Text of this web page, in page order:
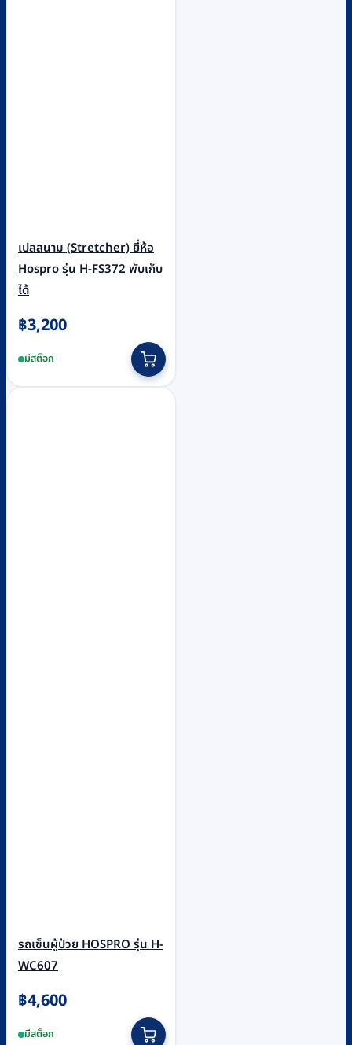
เปลสนาม (Stretcher) ยี่ห้อ
Hospro รุ่น H-FS372 พับเก็บ
ได้
฿3,200
มีสต็อก
รถเข็นผู้ป่วย HOSPRO รุ่น H-
WC607
฿4,600
มีสต็อก